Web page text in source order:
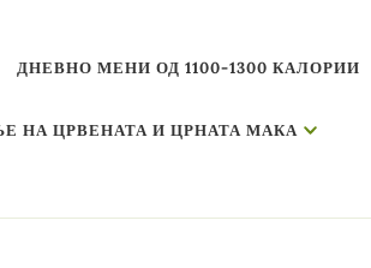
ДНЕВНО МЕНИ ОД 1100-1300 КАЛОРИИ
НА ЦРВЕНАТА И ЦРНАТА МАКА